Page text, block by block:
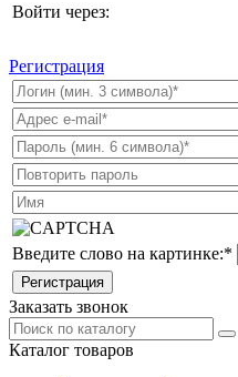
Войти через:
Регистрация
Введите слово на картинке:*
Заказать звонок
Каталог товаров